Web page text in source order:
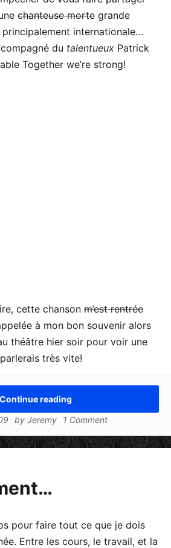
chanteuse morte grande
internationale…
du talentueux Patrick
Together we’re strong!
cette chanson m’est rentrée
à mon bon souvenir alors
théâtre hier soir pour voir une
très vite!
Continue reading
by Jeremy 1 Comment
pour faire tout ce que je dois
Entre les cours, le travail, et la